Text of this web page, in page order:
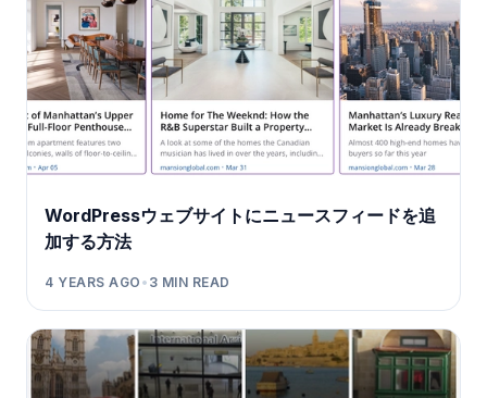
WordPressウェブサイトにニュースフィードを追
加する方法
4 YEARS AGO • 3 MIN READ